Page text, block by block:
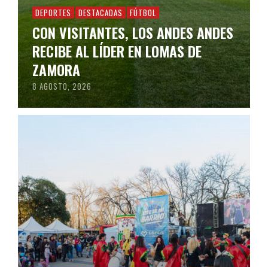
DEPORTES DESTACADAS FÚTBOL
CON VISITANTES, LOS ANDES ANDES
RECIBE AL LÍDER EN LOMAS DE
ZAMORA
8 AGOSTO, 2026